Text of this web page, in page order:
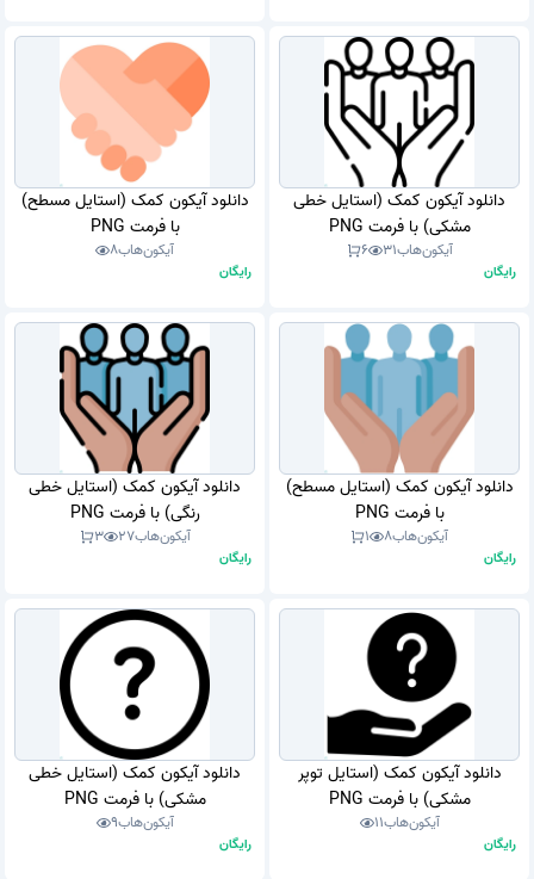
دانلود آیکون کمک (استایل خطی
مشکی) با فرمت PNG
آیکون‌هاب31
6
رایگان
دانلود آیکون کمک (استایل مسطح)
با فرمت PNG
آیکون‌هاب8
رایگان
دانلود آیکون کمک (استایل مسطح)
با فرمت PNG
آیکون‌هاب8
1
رایگان
دانلود آیکون کمک (استایل خطی
رنگی) با فرمت PNG
آیکون‌هاب27
3
رایگان
دانلود آیکون کمک (استایل توپر
مشکی) با فرمت PNG
آیکون‌هاب11
رایگان
دانلود آیکون کمک (استایل خطی
مشکی) با فرمت PNG
آیکون‌هاب9
رایگان